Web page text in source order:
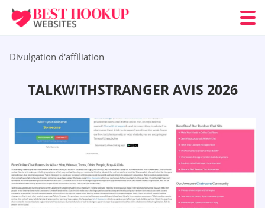
Divulgation d'affiliation
TALKWITHSTRANGER AVIS 2026